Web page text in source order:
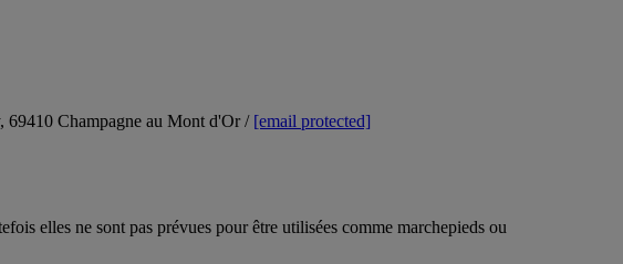
69410 Champagne au Mont d'Or / [email protected]
elles ne sont pas prévues pour être utilisées comme marchepieds ou